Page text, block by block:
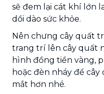
sẽ đem lại cát khí lớn
dồi dào sức khỏe.
Nên chưng cây quất
trang trí lên cây quất
hình đồng tiền vàng,
hoặc đèn nháy để
mắt hơn nhé.